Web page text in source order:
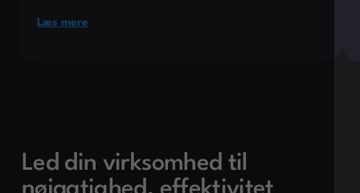
Læs mere
Led din virksomhed til